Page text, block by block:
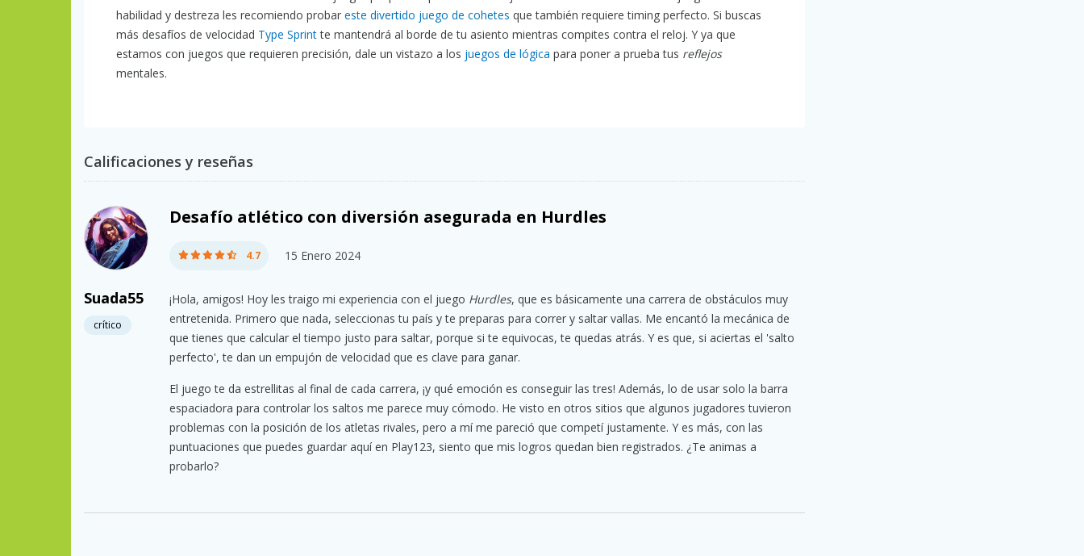
habilidad y destreza les recomiendo probar este divertido juego de cohetes que también requiere timing perfecto. Si buscas
más desafíos de velocidad Type Sprintte mantendrá al borde de tu asiento mientras compites contra el reloj. Y ya que
estamos con juegos que requieren precisión, dale un vistazo a los juegos de lógica para poner a prueba tus reflejos
mentales.
Calificaciones y reseñas
Suada55
crítico
Desafío atlético con diversión asegurada en Hurdles
4.7 15 Enero 2024
¡Hola, amigos! Hoy les traigo mi experiencia con el juego Hurdles, que es básicamente una carrera de obstáculos muy
entretenida. Primero que nada, seleccionas tu país y te preparas para correr y saltar vallas. Me encantó la mecánica de
que tienes que calcular el tiempo justo para saltar, porque si te equivocas, te quedas atrás. Y es que, si aciertas el 'salto
perfecto', te dan un empujón de velocidad que es clave para ganar.
El juego te da estrellitas al final de cada carrera, ¡y qué emoción es conseguir las tres! Además, lo de usar solo la barra
espaciadora para controlar los saltos me parece muy cómodo. He visto en otros sitios que algunos jugadores tuvieron
problemas con la posición de los atletas rivales, pero a mí me pareció que competí justamente. Y es más, con las
puntuaciones que puedes guardar aquí en Play123, siento que mis logros quedan bien registrados. ¿Te animas a
probarlo?